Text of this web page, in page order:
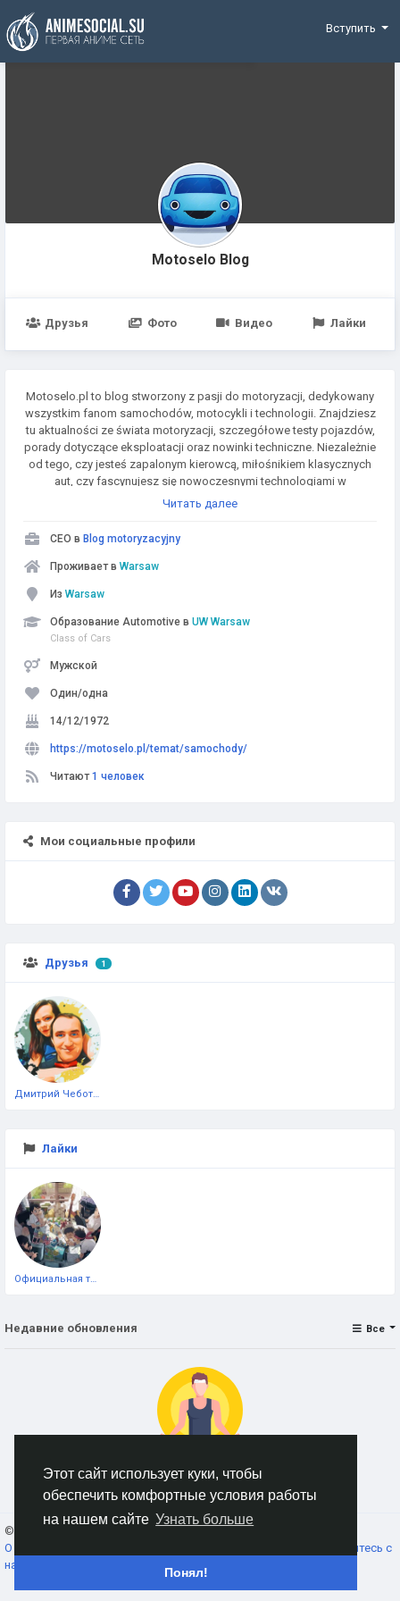
Этот сайт использует куки, чтобы
обеспечить комфортные условия работы
на нашем сайте Узнать больше
Понял!
Funding
Вступить
Motoselo Blog
Друзья Фото Видео Лайки
Motoselo.pl to blog stworzony z pasji do motoryzacji, dedykowany
wszystkim fanom samochodów, motocykli i technologii. Znajdziesz
tu aktualności ze świata motoryzacji, szczegółowe testy pojazdów,
porady dotyczące eksploatacji oraz nowinki techniczne. Niezależnie
od tego, czy jesteś zapalonym kierowcą, miłośnikiem klasycznych
aut, czy fascynujesz się nowoczesnymi technologiami w
motoryzacji – Motoselo.pl dostarcza Ci wiedzy i inspiracji, abyś
przemierzamy drogi pełne adrenaliny i innowacji!
Читать далее
CEO в Blog motoryzacyjny
Проживает в Warsaw
Из Warsaw
Образование Automotive в UW Warsaw
Class of Cars
Мужской
Один/одна
14/12/1972
https://motoselo.pl/temat/samochody/
Читают1 человек
Мои социальные профили
Друзья 1
Лайки
Официальная тестовая страница
Недавние обновления Все
Нет данных для отображения
© 2026 AnimeSocial.SU - Первая аниме сеть!
О нас
Свяжитесь с
нами